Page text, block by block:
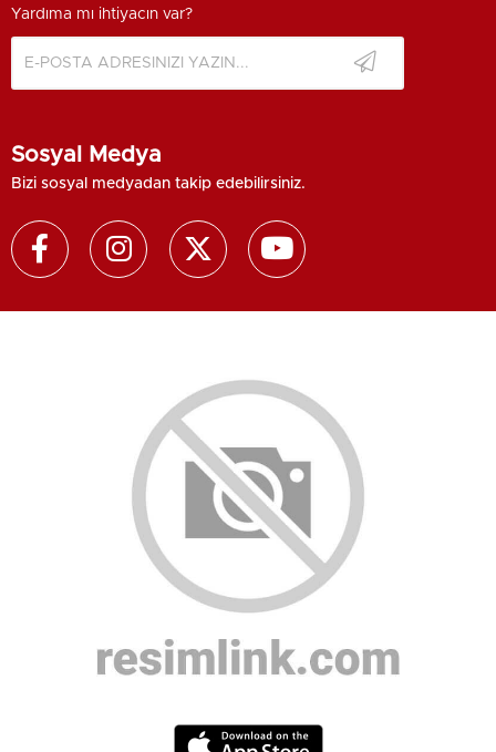
Yardıma mı ihtiyacın var?
Sosyal Medya
Bizi sosyal medyadan takip edebilirsiniz.